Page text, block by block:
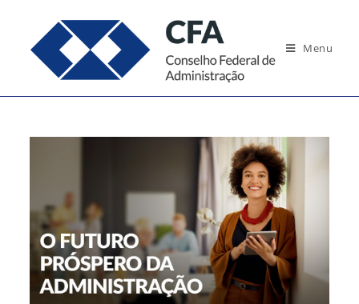
conteúdo
Menu